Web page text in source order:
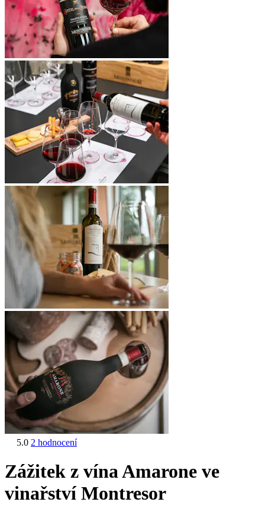
5.0 2 hodnocení
Zážitek z vína Amarone ve
vinařství Montresor